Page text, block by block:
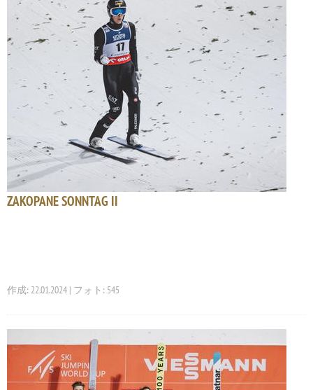
ZAKOPANE SONNTAG II
作成: 22.01.2024 | フォト: 545